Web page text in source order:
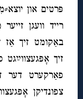
פּרטים און
רייד וועגן
באַקומט זיך אַז
זיך אָפּגעצווײַגט
פאַרקערט דער
צפונדיקן